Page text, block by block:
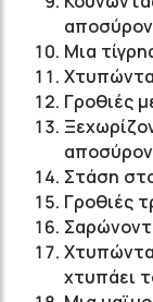
Μια
Γροθιές
Στάση
Γροθιές
χτυπάει